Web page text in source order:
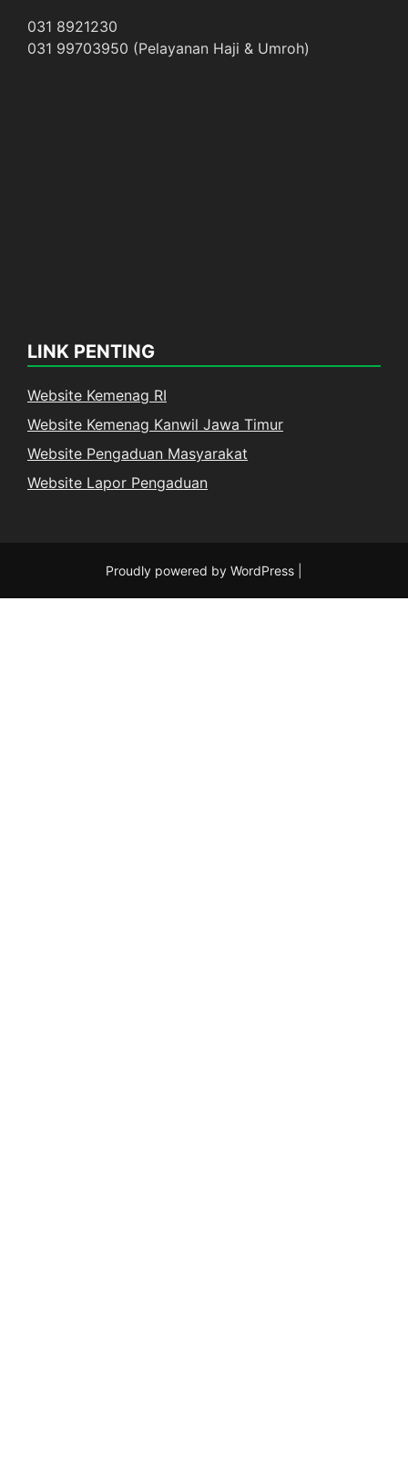
031 8921230
031 99703950 (Pelayanan Haji & Umroh)
LINK PENTING
Website Kemenag RI
Website Kemenag Kanwil Jawa Timur
Website Pengaduan Masyarakat
Website Lapor Pengaduan
Proudly powered by WordPress